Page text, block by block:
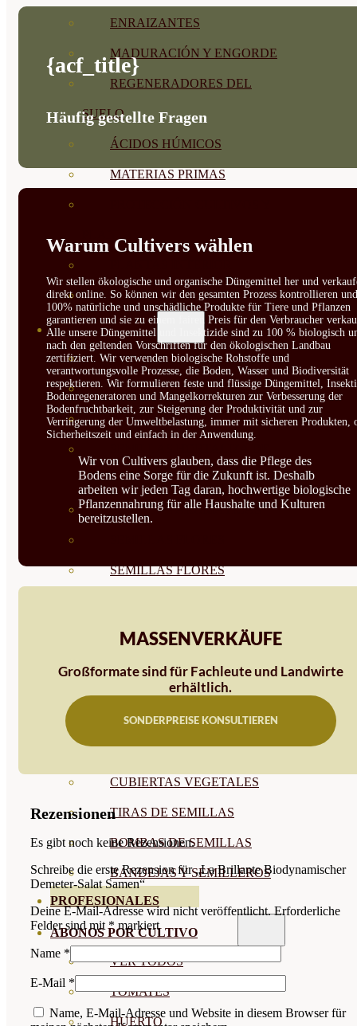
ENRAIZANTES
MADURACIÓN Y ENGORDE
REGENERADORES DEL
SUELO
ÁCIDOS HÚMICOS
MATERIAS PRIMAS
GROWPUNCH
SEMILLAS
VER TODAS
BIODINÁMICAS DEMETER
HORTALIZA FRUTO
HOJA
SEMILLAS AROMÁTICAS
SEMILLAS FLORES
SEMILLAS TRADICIONALES
SEMILLAS RAÍZ
SEMILLAS LEGUMINOSAS
CUBIERTAS VEGETALES
TIRAS DE SEMILLAS
BOMBAS DE SEMILLAS
BANDEJAS Y SEMILLEROS
PROFESIONALES
ABONOS POR CULTIVO
VER TODOS
TOMATES
HUERTO
{acf_title}
Häufig gestellte Fragen
Warum Cultivers wählen
Wir stellen ökologische und organische Düngemittel her und
direkt online. So können wir den gesamten Prozess kontrollieren und
100% natürliche und unschädliche Produkte für Tiere und Pflanzen
garantieren und sie zu einem fairen Preis für den Verbraucher
Alle unsere Düngemittel und Insektizide sind zu 100 % biologisch
nach den geltenden Vorschriften für den ökologischen Landbau
zertifiziert. Wir verwenden biologische Rohstoffe und
verantwortungsvolle Prozesse, die Boden, Wasser und Biodiversität
respektieren. Wir formulieren feste und flüssige Düngemittel,
Bodenregeneratoren und Mangelkorrekturen zur Verbesserung der
Bodenfruchtbarkeit, zur Steigerung der Produktivität und zur
Verringerung der Umweltbelastung, immer mit sicheren Produkten,
Sicherheitszeit und einfach in der Anwendung.
Wir von Cultivers glauben, dass die Pflege des
Bodens eine Sorge für die Zukunft ist. Deshalb
arbeiten wir jeden Tag daran, hochwertige biologische
Pflanzennahrung für alle Haushalte und Kulturen
bereitzustellen.
MASSENVERKÄUFE
Großformate sind für Fachleute und Landwirte
erhältlich.
SONDERPREISE KONSULTIEREN
Rezensionen
Es gibt noch keine Rezensionen.
Schreibe die erste Rezension für „La Brillante Biodynamischer
Demeter-Salat Samen“
Deine E-Mail-Adresse wird nicht veröffentlicht. Erforderliche
Felder sind mit* markiert
Name *
E-Mail *
Name, E-Mail-Adresse und Website in diesem Browser für